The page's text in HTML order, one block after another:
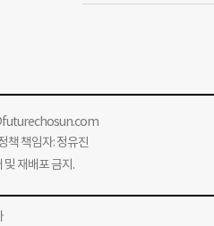
책임자: 정유진
재배포 금지.